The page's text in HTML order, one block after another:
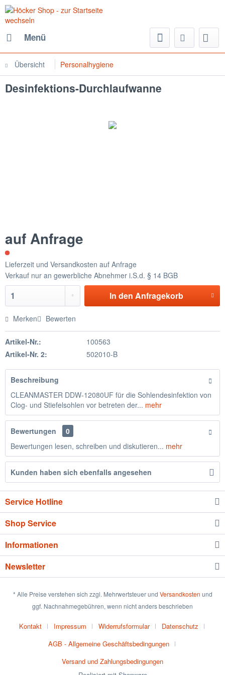
Menü
Übersicht Personalhygiene
Desinfektions-Durchlaufwanne
auf Anfrage
Lieferzeit und Versandkosten auf Anfrage
Verkauf nur an gewerbliche Abnehmer i.S.d. § 14 BGB
In den Anfragekorb
Merken Bewerten
Artikel-Nr.:
100563
Artikel-Nr. 2:
502010-B
Beschreibung
CLEANMASTER DDW-12080UF für die Sohlendesinfektion von
Clog- und Stiefelsohlen vor betreten der... mehr
Bewertungen
0
Bewertungen lesen, schreiben und diskutieren... mehr
Kunden haben sich ebenfalls angesehen
Service Hotline
Shop Service
Informationen
Newsletter
* Alle Preise verstehen sich zzgl. Mehrwertsteuer und Versandkosten und
ggf. Nachnahmegebühren, wenn nicht anders beschrieben
Kontakt Impressum Widerrufsformular
Datenschutz
AGB - Allgemeine Geschäftsbedingungen
Versand und Zahlungsbedingungen